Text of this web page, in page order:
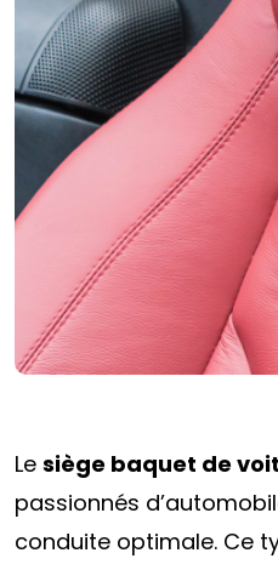
Le siège baquet de
passionnés
conduite optimale. Ce